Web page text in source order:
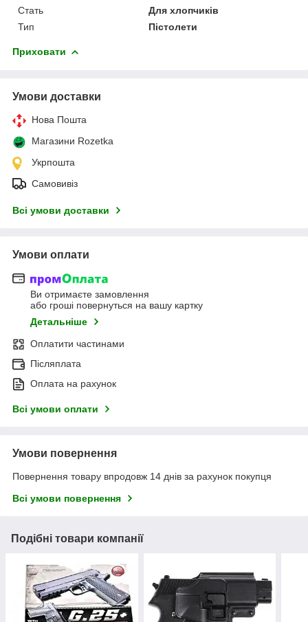
Стать
Для хлопчиків
Тип
Пістолети
Приховати
Умови доставки
Нова Пошта
Магазини Rozetka
Укрпошта
Самовивіз
Всі умови доставки
Умови оплати
Ви отримаєте замовлення
або гроші повернуться на вашу картку
Детальніше
Оплатити частинами
Післяплата
Оплата на рахунок
Всі умови оплати
Умови повернення
Повернення товару впродовж 14 днів за рахунок покупця
Всі умови повернення
Подібні товари компанії